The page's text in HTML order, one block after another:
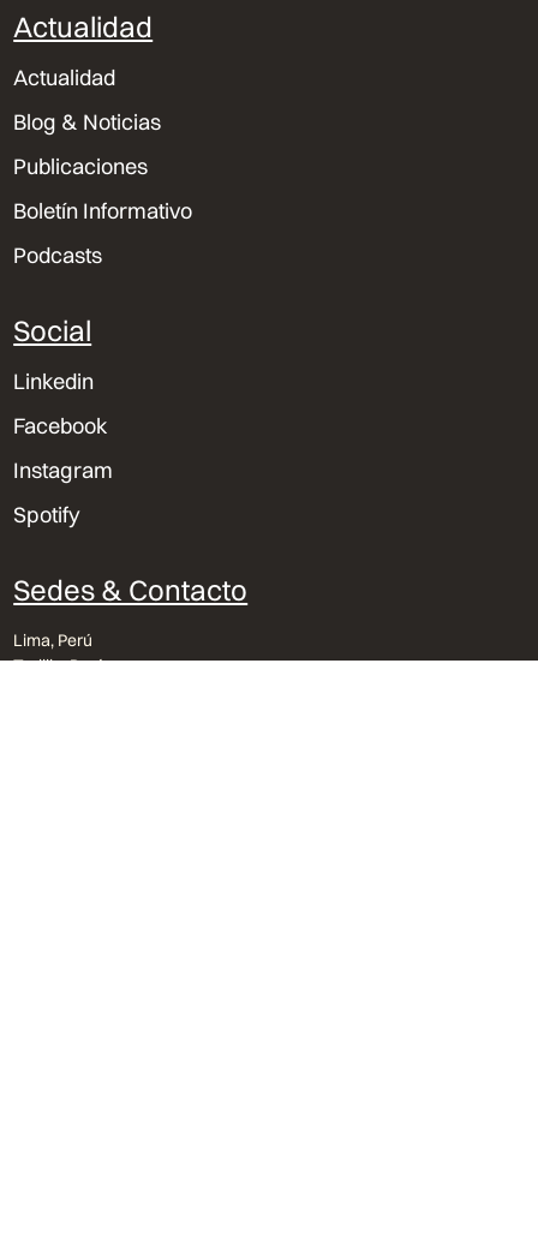
Actualidad
Actualidad
Blog & Noticias
Publicaciones
Boletín Informativo
Podcasts
Social
Linkedin
Facebook
Instagram
Spotify
Sedes & Contacto
Lima, Perú
Trujillo, Perú